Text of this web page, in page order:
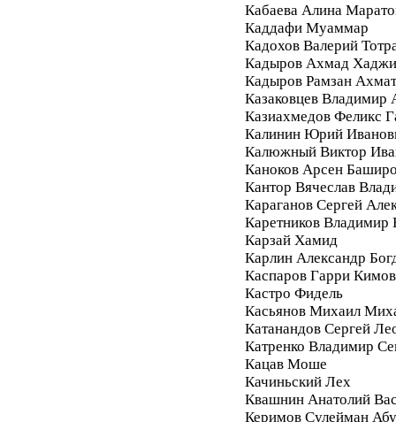
Кабаева Алина
Каддафи Муаммар
Кадохов Валерий
Кадыров Ахмад Хаджи
Кадыров Рамзан
Казаковцев Владимир
Казиахмедов Феликс
Калинин Юрий
Калюжный Виктор
Каноков Арсен
Кантор Вячеслав
Караганов Сергей
Каретников Владимир
Карзай Хамид
Карлин Александр
Каспаров Гарри
Кастро Фидель
Касьянов Михаил
Катанандов Сергей
Катренко Владимир
Кацав Моше
Качиньский Лех
Квашнин Анатолий
Керимов Сулейман